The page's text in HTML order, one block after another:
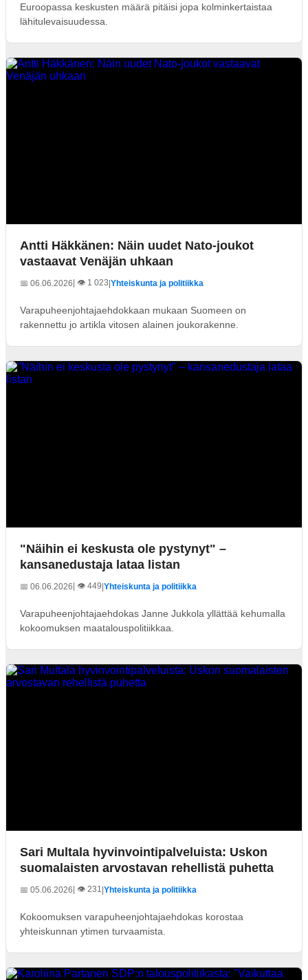
Euroopassa keskusten määrä pitäisi jopa kolminkertaistaa
lähitulevaisuudessa.
Antti Häkkänen: Näin uudet Nato-joukot
vastaavat Venäjän uhkaan
📅 06.06.2026| 👁️ 1 023 Yhteiskunta ja politiikka
Varapuheenjohtajaehdokkaan mukaan Suomeen on
rakennettu jo artikla vitosen alainen joukorakenne.
"Näihin ei keskusta ole pystynyt" –
kansanedustaja lataa listan
📅 06.06.2026| 👁️ 449 Yhteiskunta ja politiikka
Varapuheenjohtajaehdokas Janne Jukkola yllättää kehumalla
kokoomuksen maatalouspolitiikkaa.
Sari Multala hyvinvointipalveluista: Uskon
suomalaisten arvostavan rehellistä puhetta
📅 05.06.2026| 👁️ 231 Yhteiskunta ja politiikka
Kokoomuksen varapuheenjohtajaehdokas korostaa
yhteiskunnan ytimen turvaamista.